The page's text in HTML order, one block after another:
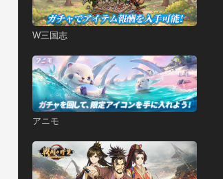
W三国志
アニモ